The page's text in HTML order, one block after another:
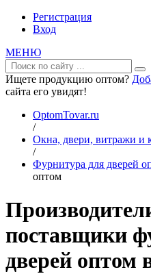
Регистрация
Вход
МЕНЮ
Ищете продукцию оптом?
сайта его увидят!
OptomTovar.ru
/
Окна, двери, витражи и
/
Фурнитура для дверей
оптом
поставщики
дверей оптом